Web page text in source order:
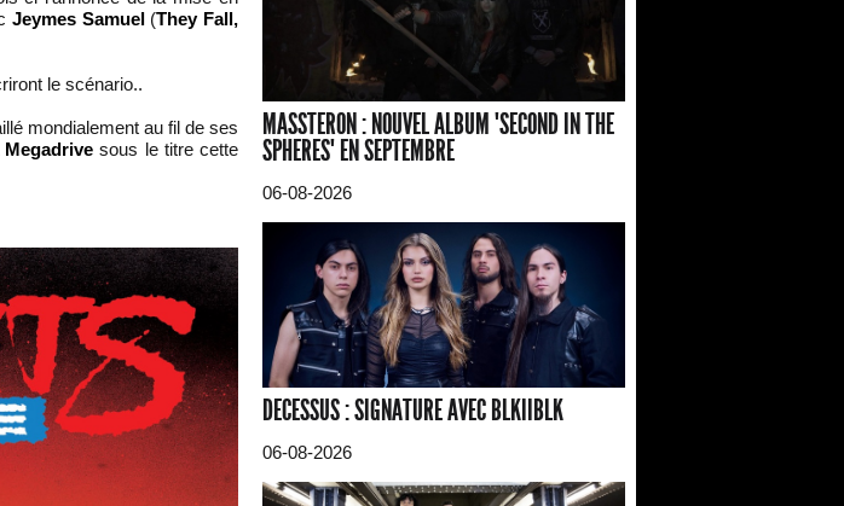
Jeymes Samuel(They Fall,
le scénario..
mondialement au fil de ses
sous le titre cette
MASSTERON : NOUVEL ALBUM "SECOND IN THE
SPHERES" EN SEPTEMBRE
06-08-2026
DECESSUS : SIGNATURE AVEC BLKIIBLK
06-08-2026